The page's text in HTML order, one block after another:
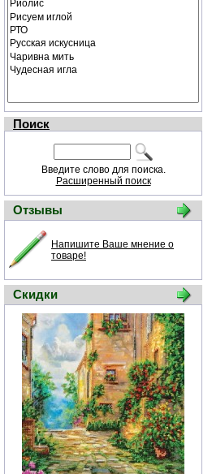
Поиск
Введите слово для поиска.
Расширенный поиск
Отзывы
Напишите Ваше мнение о
товаре!
Скидки